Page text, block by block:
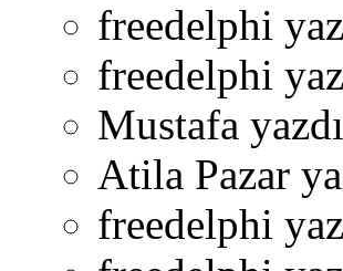
freedelphi
freedelphi
Mustafa
Atila Pazar
freedelphi